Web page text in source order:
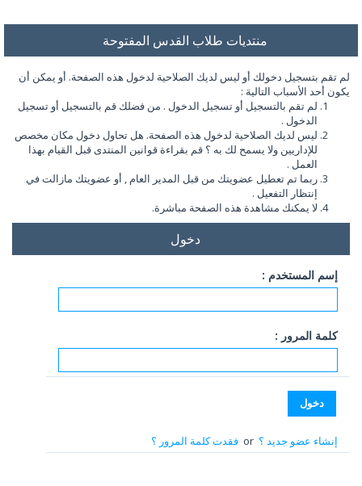
منتديات طلاب القدس المفتوحة
لم تقم بتسجيل دخولك أو ليس لديك الصلاحية لدخول هذه الصفحة. أو يمكن أن
يكون أحد الأسباب التالية :
لم تقم بالتسجيل أو تسجيل الدخول . من فضلك قم بالتسجيل أو تسجيل
الدخول .
ليس لديك الصلاحية لدخول هذه الصفحة. هل تحاول دخول مكان مخصص
للإداريين ولا يسمح لك به ؟ قم بقراءة قوانين المنتدى قبل القيام بهذا
العمل .
ربما تم تعطيل عضويتك من قبل المدير العام , أو عضويتك مازالت في
إنتظار التفعيل .
لا يمكنك مشاهدة هذه الصفحة مباشرة.
دخول
إسم المستخدم :
كلمة المرور :
إنشاء عضو جديد ؟or فقدت كلمة المرور ؟